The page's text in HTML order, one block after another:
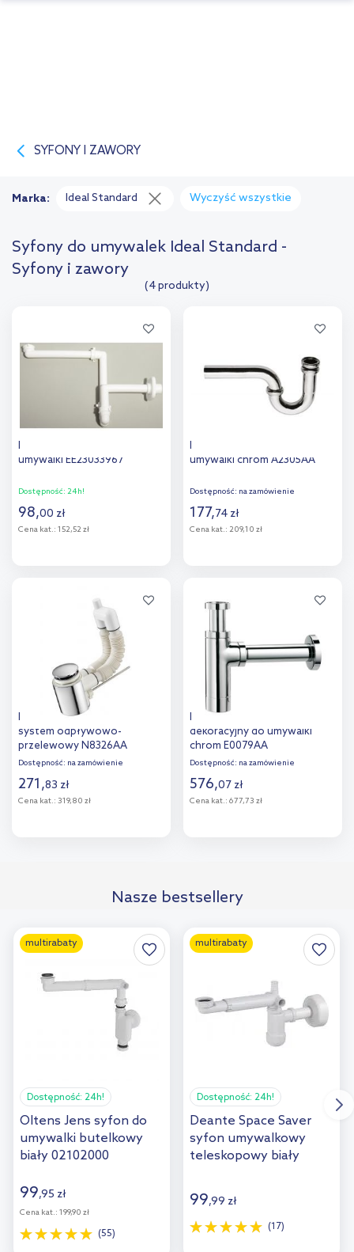
SYFONY I ZAWORY
Syfony do umywalek Ideal Standard -
Syfony i zawory
(4 produkty)
Marka: Ideal Standard Wyczyść wszystkie
Ideal Standard syfon do
umywalki EE23033967
Dostępność: 24h!
98,00 zł
Cena kat.: 152,52 zł
porównania
Ideal Standard syfon do
umywalki chrom A2305AA
Dostępność: na zamówienie
177,74 zł
Cena kat.: 209,10 zł
porównania
Ideal Standard Ideal Flow
system odpływowo-
przelewowy N8326AA
Dostępność: na zamówienie
271,83 zł
Cena kat.: 319,80 zł
porównania
Ideal Standard syfon
dekoracyjny do umywalki
chrom E0079AA
Dostępność: na zamówienie
576,07 zł
Cena kat.: 677,73 zł
porównania
Nasze bestsellery
multirabaty
Dostępność: 24h!
Oltens Jens syfon do
umywalki butelkowy
biały 02102000
99,95 zł
Cena kat.: 199,90 zł
(55)
multirabaty
Dostępność: 24h!
Deante Space Saver
syfon umywalkowy
teleskopowy biały
99,99 zł
(17)